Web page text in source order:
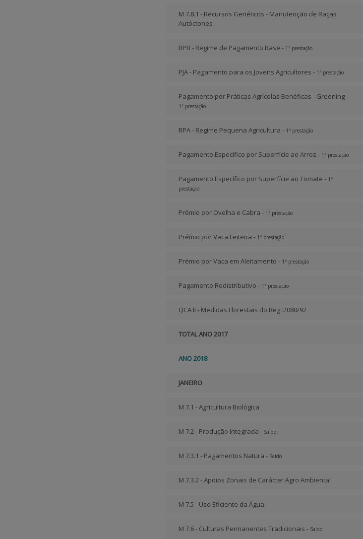
M 7.8.1 - Recursos Genéticos - Manutenção de Raças
Autóctones
RPB - Regime de Pagamento Base - 1ª prestação
PJA - Pagamento para os Jovens Agricultores - 1ª prestação
Pagamento por Práticas Agrícolas Benéficas - Greening -
1ª prestação
RPA - Regime Pequena Agricultura - 1ª prestação
Pagamento Específico por Superfície ao Arroz - 1ª prestação
Pagamento Específico por Superfície ao Tomate - 1ª
prestação
Prémio por Ovelha e Cabra - 1ª prestação
Prémio por Vaca Leiteira - 1ª prestação
Prémio por Vaca em Aleitamento - 1ª prestação
Pagamento Redistributivo - 1ª prestação
QCA II - Medidas Florestais do Reg. 2080/92
TOTAL ANO 2017
ANO 2018
JANEIRO
M 7.1 - Agricultura Biológica
M 7.2 - Produção Integrada - Saldo
M 7.3.1 - Pagamentos Natura - Saldo
M 7.3.2 - Apoios Zonais de Carácter Agro Ambiental
M 7.5 - Uso Eficiente da Água
M 7.6 - Culturas Permanentes Tradicionais - Saldo